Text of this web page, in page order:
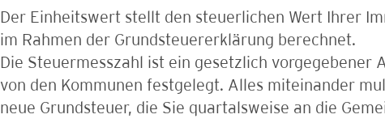
Der Einheitswert stellt den steuerlichen Wert Ihrer
im Rahmen der Grundsteuererklärung berechnet.
Die Steuermesszahl ist ein gesetzlich vorgegebener
von den Kommunen festgelegt. Alles miteinander
neue Grundsteuer, die Sie quartalsweise an die